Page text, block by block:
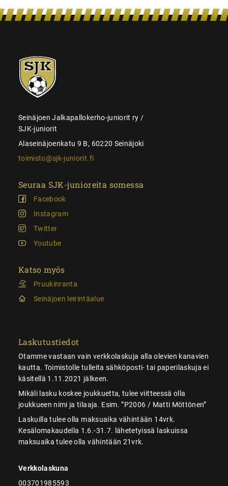
SJK-
juniorit
Seinäjoen Jalkapallokerho-juniorit ry /
SJK-juniorit
Alaseinäjoenkatu 9 B, 60220 Seinäjoki
toimisto@sjk-juniorit.fi
Seuraa SJK-junioreita somessa
Facebook
Instagram
Twitter
Youtube
Katso myös
Pruukinranta
Seinäjoen leirintäalue
Laskutustiedot
Otamme vastaan vain verkkolaskuja alla olevien kanavien
kautta. Toimistolle tulleita sähköposti- tai paperilaskuja ei
käsitellä 1.11.2021 jälkeen.
Mikäli lasku koskee joukkuetta, tulee viitteessä olla
joukkueen nimi ja tilaaja. Esim. ”P2006 / Matti Möttönen”
Laskuilla tulee olla maksuaika vähintään 14vrk.
Kesälomakaudella 1.6.-31.7. lähetetyissä laskuissa
maksuaika tulee olla vähintään 21vrk.
Verkkolaskuna
003701985593